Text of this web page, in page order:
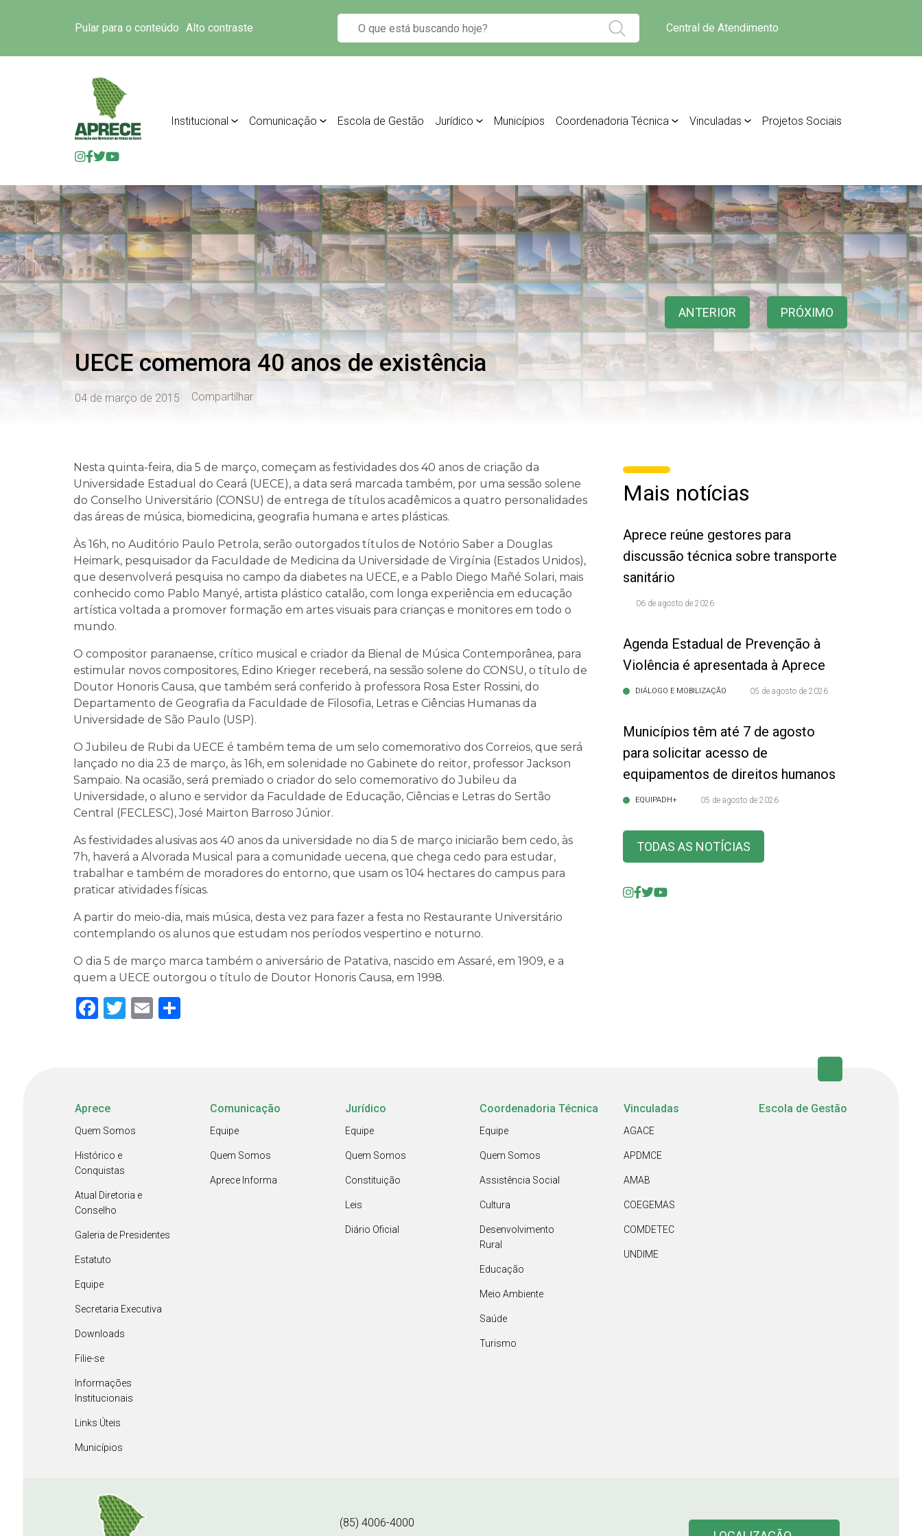
Pular para o conteúdo Alto contraste Central de Atendimento
Institucional Comunicação Escola de Gestão Jurídico Municípios Coordenadoria Técnica Vinculadas Projetos Sociais
ANTERIOR PRÓXIMO
UECE comemora 40 anos de existência
04 de março de 2015 Compartilhar
Nesta quinta-feira, dia 5 de março, começam as festividades dos 40 anos de criação da
Universidade Estadual do Ceará (UECE), a data será marcada também, por uma sessão solene
do Conselho Universitário (CONSU) de entrega de títulos acadêmicos a quatro personalidades
das áreas de música, biomedicina, geografia humana e artes plásticas.
Às 16h, no Auditório Paulo Petrola, serão outorgados títulos de Notório Saber a Douglas
Heimark, pesquisador da Faculdade de Medicina da Universidade de Virgínia (Estados Unidos),
que desenvolverá pesquisa no campo da diabetes na UECE, e a Pablo Diego Mañé Solari, mais
conhecido como Pablo Manyé, artista plástico catalão, com longa experiência em educação
artística voltada a promover formação em artes visuais para crianças e monitores em todo o
mundo.
O compositor paranaense, crítico musical e criador da Bienal de Música Contemporânea, para
estimular novos compositores, Edino Krieger receberá, na sessão solene do CONSU, o título de
Doutor Honoris Causa, que também será conferido à professora Rosa Ester Rossini, do
Departamento de Geografia da Faculdade de Filosofia, Letras e Ciências Humanas da
Universidade de São Paulo (USP).
O Jubileu de Rubi da UECE é também tema de um selo comemorativo dos Correios, que será
lançado no dia 23 de março, às 16h, em solenidade no Gabinete do reitor, professor Jackson
Sampaio. Na ocasião, será premiado o criador do selo comemorativo do Jubileu da
Universidade, o aluno e servidor da Faculdade de Educação, Ciências e Letras do Sertão
Central (FECLESC), José Mairton Barroso Júnior.
As festividades alusivas aos 40 anos da universidade no dia 5 de março iniciarão bem cedo, às
7h, haverá a Alvorada Musical para a comunidade uecena, que chega cedo para estudar,
trabalhar e também de moradores do entorno, que usam os 104 hectares do campus para
praticar atividades físicas.
A partir do meio-dia, mais música, desta vez para fazer a festa no Restaurante Universitário
contemplando os alunos que estudam nos períodos vespertino e noturno.
O dia 5 de março marca também o aniversário de Patativa, nascido em Assaré, em 1909, e a
quem a UECE outorgou o título de Doutor Honoris Causa, em 1998.
Facebook
Twitter
Email
Mais notícias
Aprece reúne gestores para
discussão técnica sobre transporte
sanitário
06 de agosto de 2026
Agenda Estadual de Prevenção à
Violência é apresentada à Aprece
DIÁLOGO E MOBILIZAÇÃO 05 de agosto de 2026
Municípios têm até 7 de agosto
para solicitar acesso de
equipamentos de direitos humanos
EQUIPADH+ 05 de agosto de 2026
TODAS AS NOTÍCIAS
Aprece
Quem Somos
Histórico e
Conquistas
Atual Diretoria e
Conselho
Galeria de Presidentes
Estatuto
Equipe
Secretaria Executiva
Downloads
Filie-se
Informações
Institucionais
Links Úteis
Municípios
Comunicação
Equipe
Quem Somos
Aprece Informa
Jurídico
Equipe
Quem Somos
Constituição
Leis
Diário Oficial
Coordenadoria Técnica
Equipe
Quem Somos
Assistência Social
Cultura
Desenvolvimento
Rural
Educação
Meio Ambiente
Saúde
Turismo
Vinculadas
AGACE
APDMCE
AMAB
COEGEMAS
COMDETEC
UNDIME
Escola de Gestão
(85) 4006-4000